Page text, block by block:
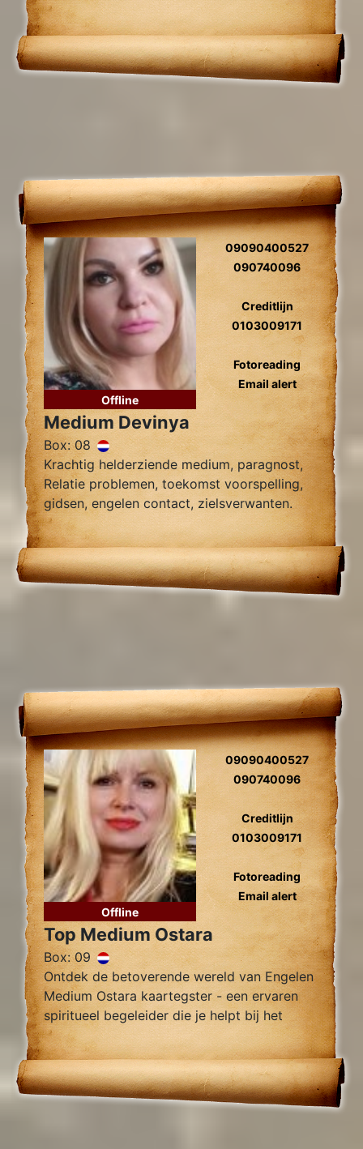
contact.
Offline
09090400527
090740096
Creditlijn
0103009171
Fotoreading
Email alert
Medium Devinya
Box: 08
Krachtig helderziende medium, paragnost,
Relatie problemen, toekomst voorspelling,
gidsen, engelen contact, zielsverwanten.
Offline
09090400527
090740096
Creditlijn
0103009171
Fotoreading
Email alert
Top Medium Ostara
Box: 09
Ontdek de betoverende wereld van Engelen
Medium Ostara kaartegster - een ervaren
spiritueel begeleider die je helpt bij het
vinden van innerlijke rust, helderheid en
begeleiding.